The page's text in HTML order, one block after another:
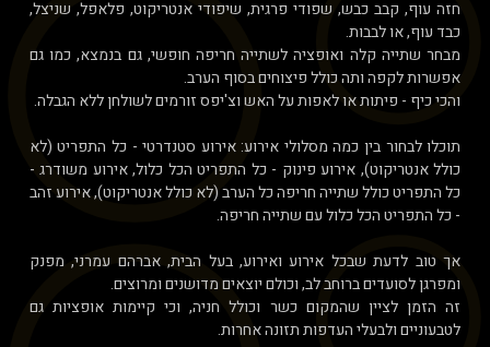
חזה עוף, קבב כבש, שפודי פרגית, שיפודי אנטריקוט, פלאפל, שניצל,
כבד עוף, או לבבות.
מבחר שתייה קלה ואופציה לשתייה חריפה חופשי, גם בנמצא, כמו גם
אפשרות לקפה ותה כולל פיצוחים בסוף הערב.
והכי כיף - פיתות או לאפות על האש וצ'יפס זורמים לשולחן ללא הגבלה.
תוכלו לבחור בין כמה מסלולי אירוע: אירוע סטנדרטי - כל התפריט (לא
כולל אנטריקוט), אירוע פינוק - כל התפריט הכל כלול, אירוע משודרג -
כל התפריט כולל שתייה חריפה כל הערב (לא כולל אנטריקוט), אירוע זהב
- כל התפריט הכל כלול עם שתייה חריפה.
אך טוב לדעת שבכל אירוע ואירוע, בעל הבית, אברהם עמרני, מפנק
ומפרגן לסועדים ברוחב לב, וכולם יוצאים מדושנים ומרוצים.
זה הזמן לציין שהמקום כשר וכולל חניה, וכי קיימות אופציות גם
לטבעוניים ולבעלי העדפות תזונה אחרות.